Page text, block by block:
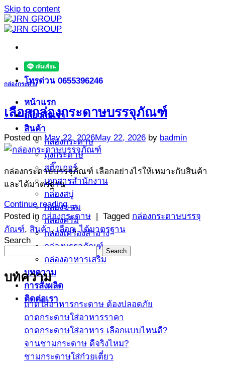
Skip to content
โทรด่วน 0655396246
หน้าแรก
เกี่ยวกับเรา
สินค้า
กล่องกระดาษ
ถุงกระดาษ
สติ๊กเกอร์
เอกสารสำนักงาน
กล่องสบู่
กล่องขนม
กล่องครีม
กล่องเครื่องสำอาง
กล่องบรรจุภัณฑ์
กล่องอาหารเสริม
บทความ
การสั่งผลิด
ติดต่อเรา
กล่องกระดาษ
เลือกกล่องกระดาษบรรจุภัณฑ์
Posted on May 22, 2026May 22, 2026 by badmin
กล่องกระดาษบรรจุภัณฑ์ เลือกอย่างไรให้เหมาะกับสินค้า
และได้มาตรฐาน
Continue reading→
Posted in กล่องกระดาษ | Tagged กล่องกระดาษบรรจุ
ภัณฑ์, สินค้า,เลือก,ได้มาตรฐาน
Search
Search
บทความ
ถาดใส่อาหารกระดาษ ต้องปลอดภัย
ถาดกระดาษใส่อาหารราคา
ถาดกระดาษใส่อาหาร เลือกแบบไหนดี?
จานชามกระดาษ ดีจริงไหม?
ชามกระดาษใส่ก๋วยเตี๋ยว